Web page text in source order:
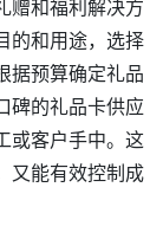
赠和福利解决方
的和用途，选择
据预算确定礼品
碑的礼品卡供应
或客户手中。这
又能有效控制成